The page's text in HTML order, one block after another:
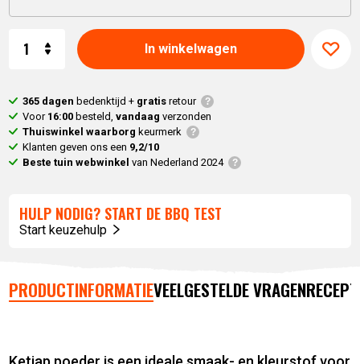
In winkelwagen
365 dagen bedenktijd + gratisretour
Voor 16:00 besteld,vandaag verzonden
Thuiswinkel waarborg keurmerk
Klanten geven ons een 9,2/10
Beste tuin webwinkel van Nederland 2024
HULP NODIG? START DE BBQ TEST
Start keuzehulp
PRODUCTINFORMATIEVEELGESTELDE VRAGEN